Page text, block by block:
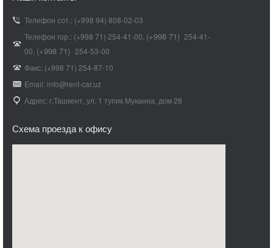
Телефон сот.: (+998 94) 808-02-03
Телефон гор.: (+998 71) 254-41-00, (+998 71) 254-41-
00, (+998 71) 254-53-00
Факс: (+998 71) 254-87-10
Email: info@rent-car.uz
Адрес: г.Ташкент, ул. 1 тупик Муканна, дом 28
Схема проезда к офису